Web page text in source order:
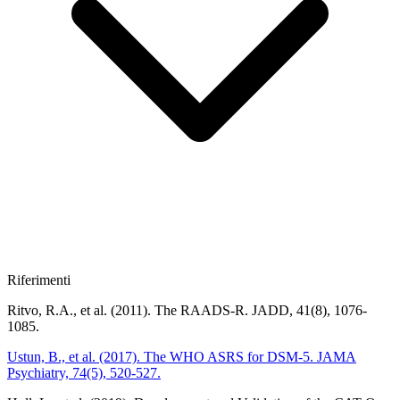
Riferimenti
Ritvo, R.A., et al. (2011). The RAADS-R. JADD, 41(8), 1076-
1085.
Ustun, B., et al. (2017). The WHO ASRS for DSM-5. JAMA
Psychiatry, 74(5), 520-527.